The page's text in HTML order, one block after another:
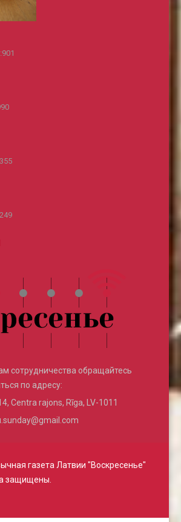
901
сотрудничества обращайтесь
по адресу:
Centra rajons, Rīga, LV-1011
газета Латвии "Воскресенье"
защищены.